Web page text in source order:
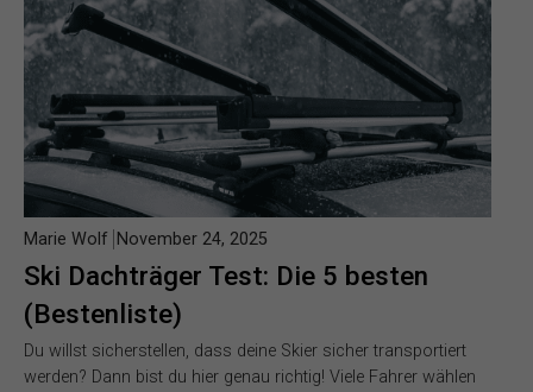
Ski Dachträger Test: Die 5 besten
(Bestenliste)
Marie Wolf November 24, 2025
Du willst sicherstellen, dass deine Skier sicher transportiert
werden? Dann bist du hier genau richtig! Viele Fahrer wählen